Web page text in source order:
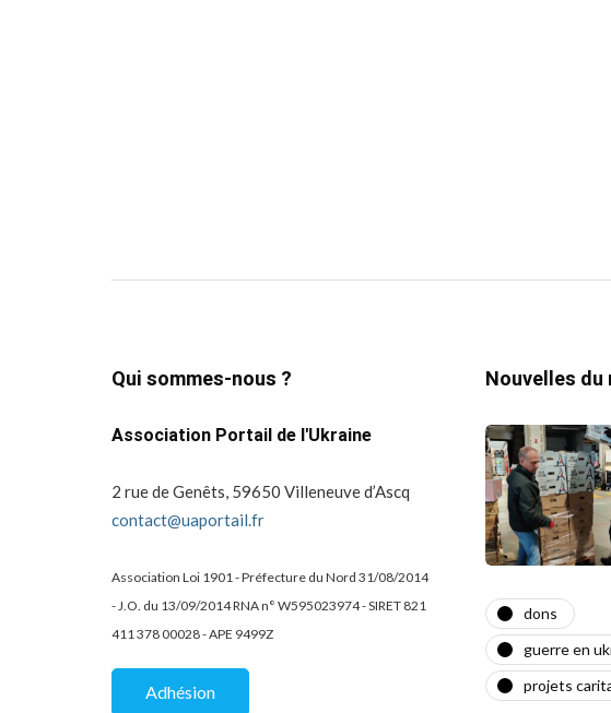
Qui sommes-nous ?
Association Portail de l'Ukraine
2 rue de Genêts, 59650 Villeneuve d’Ascq
contact@uaportail.fr
Association Loi 1901 - Préfecture du Nord 31/08/2014
- J.O. du 13/09/2014 RNA n° W595023974 - SIRET 821
411 378 00028 - APE 9499Z
Adhésion
Nouvelles du
actualité
Kharkiv Public Art –
dons
dons
guerre en
projets